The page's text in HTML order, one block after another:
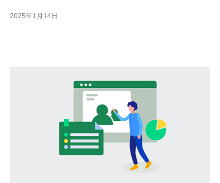
量，提供了更快的连接速度。无论您是进行在线游戏、云计算、视
2025年1月14日